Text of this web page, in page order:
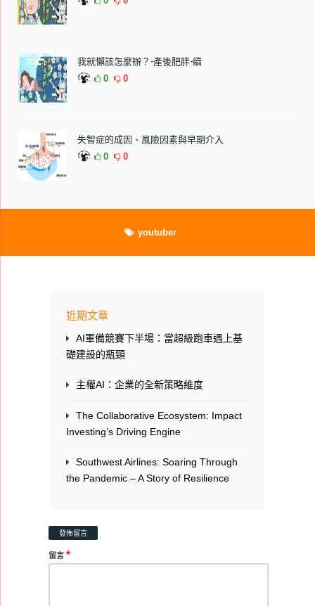
我就懶該怎麼辦？-產後肥胖-續
0 0
失智症的成因、風險因素與早期介入
0 0
youtuber
近期文章
AI軍備競賽下半場：當超級跑車遇上基
礎建設的瓶頸
主權AI：企業的全新策略維度
The Collaborative Ecosystem: Impact
Investing’s Driving Engine
Southwest Airlines: Soaring Through
the Pandemic – A Story of Resilience
發佈留言
留言 *